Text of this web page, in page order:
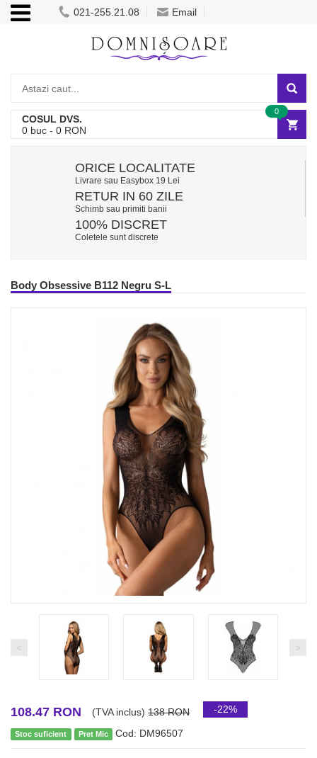
021-255.21.08 Email
COSUL DVS.
0 buc - 0 RON
0
ORICE LOCALITATE
Livrare sau Easybox 19 Lei
RETUR IN 60 ZILE
Schimb sau primiti banii
100% DISCRET
Coletele sunt discrete
Body Obsessive B112 Negru S-L
< >
108.47 RON (TVA inclus) 138 RON -22%
Stoc suficient Pret Mic Cod: DM96507